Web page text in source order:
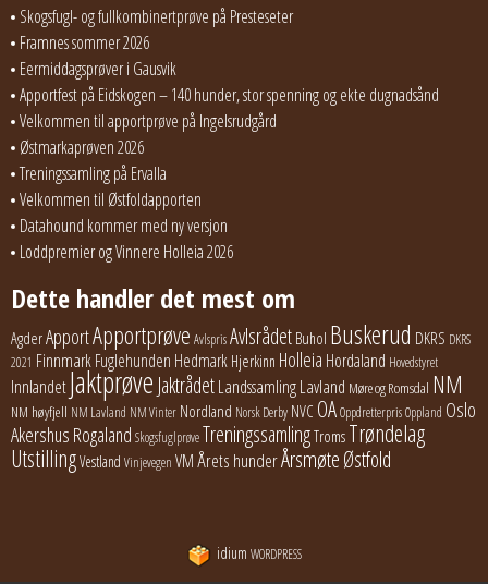
Skogsfugl- og fullkombinertprøve på Presteseter
Framnes sommer 2026
Eermiddagsprøver i Gausvik
Apportfest på Eidskogen – 140 hunder, stor spenning og ekte dugnadsånd
Velkommen til apportprøve på Ingelsrudgård
Østmarkaprøven 2026
Treningssamling på Ervalla
Velkommen til Østfoldapporten
Datahound kommer med ny versjon
Loddpremier og Vinnere Holleia 2026
Dette handler det mest om
AgderApportApportprøve AvlsprisAvlsrådet Buhol Buskerud DKRS DKRS
2021 FinnmarkFuglehunden Hedmark Hjerkinn Holleia Hordaland Hovedstyret
InnlandetJaktprøve JaktrådetLandssamlingLavland Møre og Romsdal NM
NM høyfjell NM Lavland NM Vinter Nordland Norsk Derby NVC OAOppdretterprisOppland Oslo
Akershus Rogaland SkogsfuglprøveTreningssamlingTroms Trøndelag
UtstillingVestland Vinjevegen VMÅrets hunderÅrsmøteØstfold
idium WORDPRESS